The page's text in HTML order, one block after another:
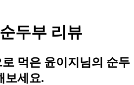
두부 리뷰
먹은 윤이지님의 순두
보세요.